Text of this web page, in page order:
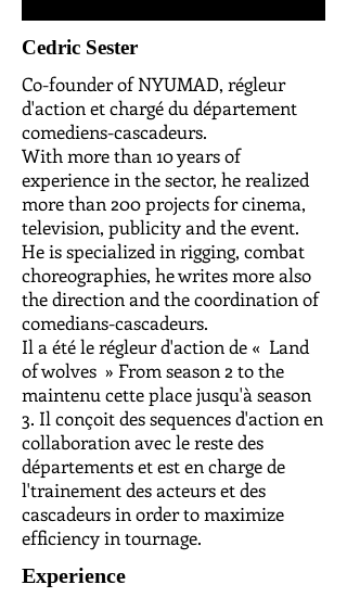
Cedric Sester
Co-founder of NYUMAD, régleur
d'action et chargé du département
comediens-cascadeurs.
With more than 10 years of
experience in the sector, he realized
more than 200 projects for cinema,
television, publicity and the event.
He is specialized in rigging, combat
choreographies, he writes more also
the direction and the coordination of
comedians-cascadeurs.
Il a été le régleur d'action de « Land
of wolves » From season 2 to the
maintenu cette place jusqu'à season
3. Il conçoit des sequences d'action en
collaboration avec le reste des
départements et est en charge de
l'trainement des acteurs et des
cascadeurs in order to maximize
efficiency in tournage.
Experience